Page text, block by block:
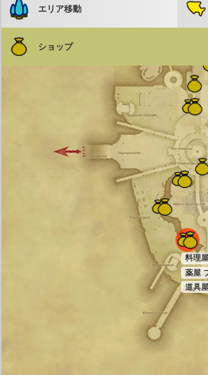
エリア移動
ショップ
料理
薬屋
道具